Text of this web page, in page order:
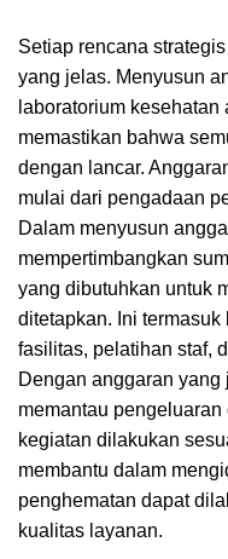
Setiap rencana
yang jelas. Menyusun
laboratorium
memastikan bahwa
dengan lancar.
mulai dari pengadaan
Dalam menyusun
mempertimbangkan
yang dibutuhkan untuk
ditetapkan. Ini
fasilitas, pelatihan staf,
Dengan anggaran
memantau
kegiatan dilakukan
membantu dalam
penghematan dapat
kualitas layanan.